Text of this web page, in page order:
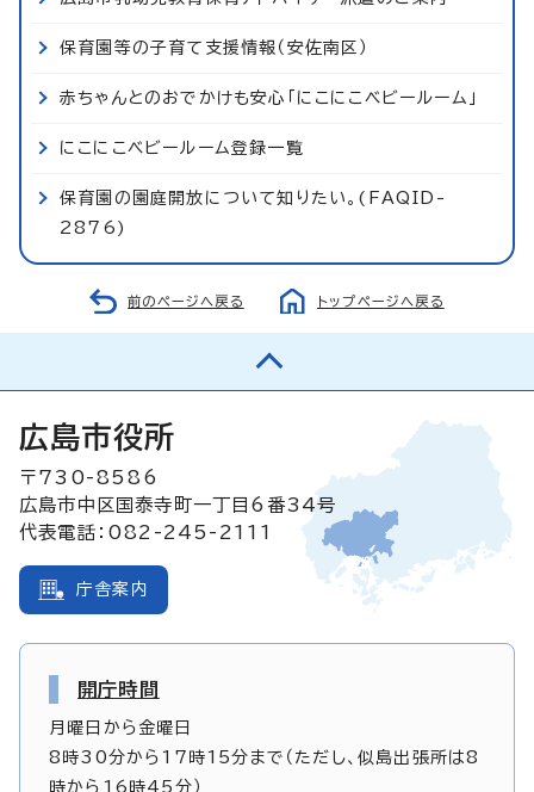
保育園等の子育て支援情報（安佐南区）
赤ちゃんとのおでかけも安心「にこにこベビールーム」
にこにこベビールーム登録一覧
保育園の園庭開放について知りたい。(FAQID-
2876)
前のページへ戻る トップページへ戻る
広島市役所
〒730-8586
広島市中区国泰寺町一丁目6番34号
代表電話：082-245-2111
庁舎案内
開庁時間
月曜日から金曜日
8時30分から17時15分まで（ただし、似島出張所は8
時から16時45分）